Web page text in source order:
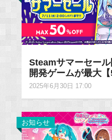
Steamサマーセー
開発ゲームが最大【
2025年6月30日 17:00
お知らせ